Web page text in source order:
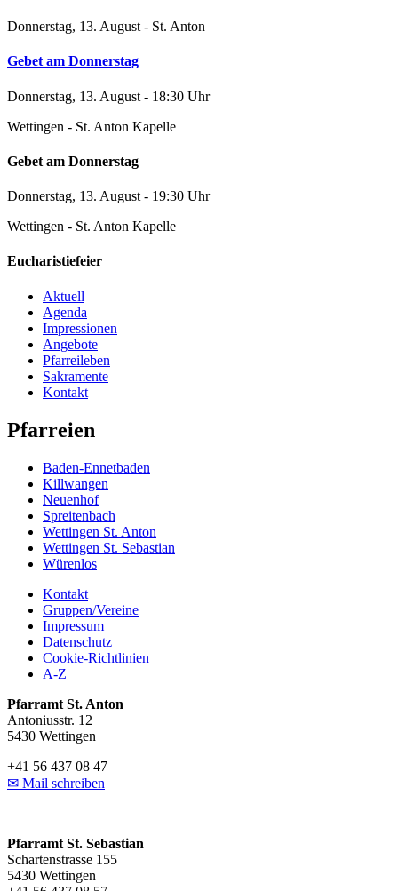
Donnerstag, 13. August - St. Anton
Gebet am Donnerstag
Donnerstag, 13. August - 18:30 Uhr
Wettingen - St. Anton Kapelle
Gebet am Donnerstag
Donnerstag, 13. August - 19:30 Uhr
Wettingen - St. Anton Kapelle
Eucharistiefeier
Aktuell
Agenda
Impressionen
Angebote
Pfarreileben
Sakramente
Kontakt
Pfarreien
Baden-Ennetbaden
Killwangen
Neuenhof
Spreitenbach
Wettingen St. Anton
Wettingen St. Sebastian
Würenlos
Kontakt
Gruppen/Vereine
Impressum
Datenschutz
Cookie-Richtlinien
A-Z
Pfarramt St. Anton
Antoniusstr. 12
5430 Wettingen
+41 56 437 08 47
✉ Mail schreiben
Pfarramt St. Sebastian
Schartenstrasse 155
5430 Wettingen